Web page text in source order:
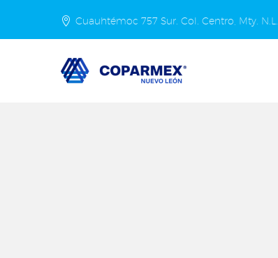
Cuauhtémoc 757 Sur. Col. Centro, Mty. N.L.